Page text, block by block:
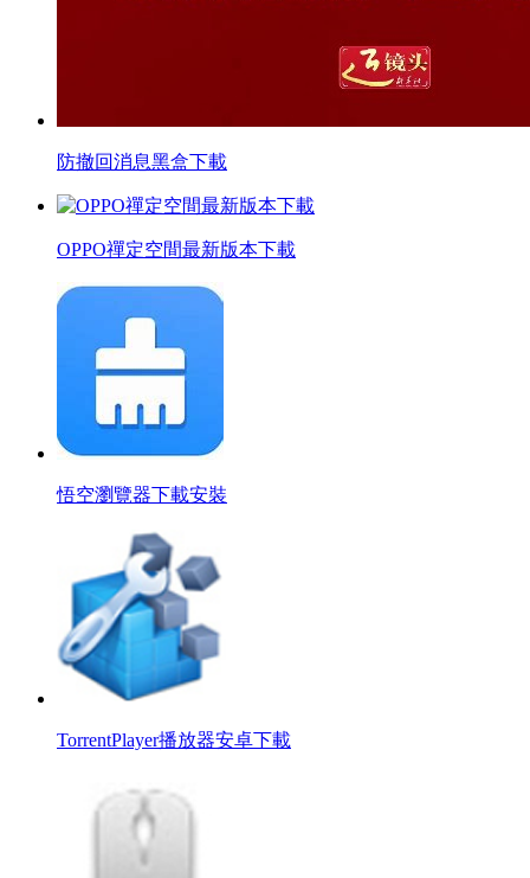
防撤回消息黑盒下載
OPPO禪定空間最新版本下載
悟空瀏覽器下載安裝
TorrentPlayer播放器安卓下載